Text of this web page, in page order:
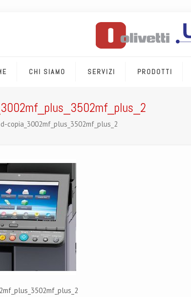
CHI SIAMO SERVIZI PRODOTTI
d-copia_3002mf_plus_3502mf_plus_2